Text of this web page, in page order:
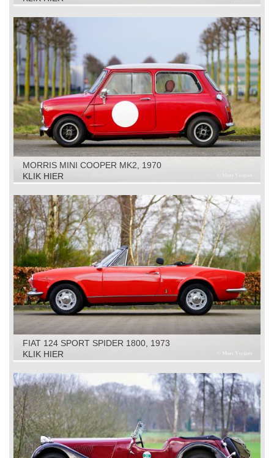
MORRIS MINI COOPER MK2, 1970
KLIK HIER
FIAT 124 SPORT SPIDER 1800, 1973
KLIK HIER